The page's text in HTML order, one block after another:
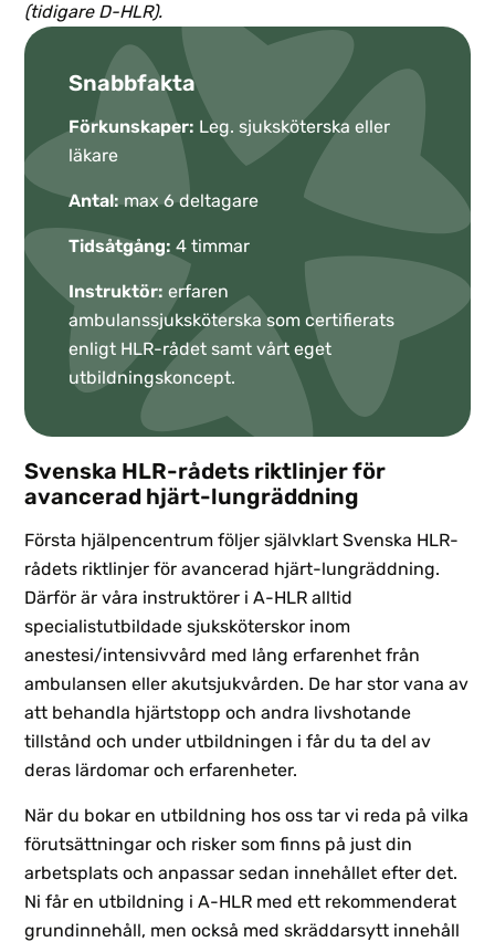
(tidigare D-HLR).
Snabbfakta
Förkunskaper: Leg. sjuksköterska eller
läkare
Antal:max 6 deltagare
Tidsåtgång: 4 timmar
Instruktör: erfaren
ambulanssjuksköterska som certifierats
enligt HLR-rådet samt vårt eget
utbildningskoncept.
Svenska HLR-rådets riktlinjer för
avancerad hjärt-lungräddning
Första hjälpencentrum följer självklart Svenska HLR-
rådets riktlinjer för avancerad hjärt-lungräddning.
Därför är våra instruktörer i A-HLR alltid
specialistutbildade sjuksköterskor inom
anestesi/intensivvård med lång erfarenhet från
ambulansen eller akutsjukvården. De har stor vana av
att behandla hjärtstopp och andra livshotande
tillstånd och under utbildningen i får du ta del av
deras lärdomar och erfarenheter.
När du bokar en utbildning hos oss tar vi reda på vilka
förutsättningar och risker som finns på just din
arbetsplats och anpassar sedan innehållet efter det.
Ni får en utbildning i A-HLR med ett rekommenderat
grundinnehåll, men också med skräddarsytt innehåll